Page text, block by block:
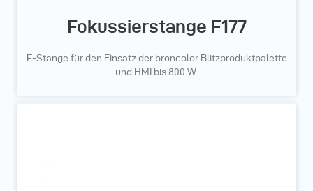
Fokussierstange F177
F-Stange für den Einsatz der broncolor Blitzproduktpalette
und HMI bis 800 W.